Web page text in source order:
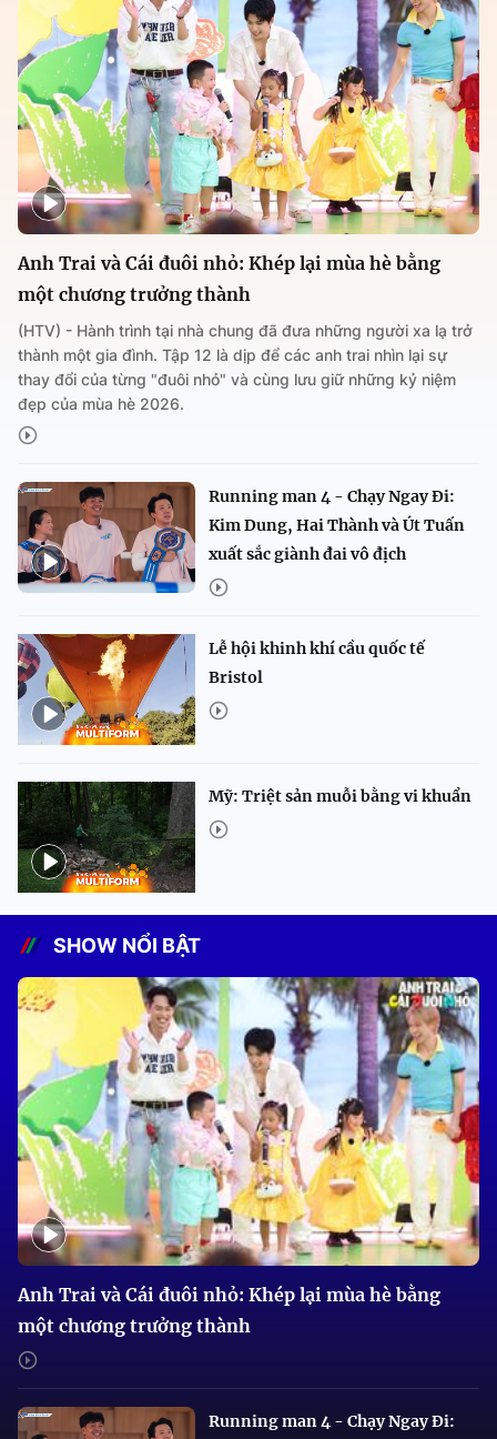
Anh Trai và Cái đuôi nhỏ: Khép lại mùa hè bằng
một chương trưởng thành
(HTV) - Hành trình tại nhà chung đã đưa những người xa lạ trở
thành một gia đình. Tập 12 là dịp để các anh trai nhìn lại sự
thay đổi của từng "đuôi nhỏ" và cùng lưu giữ những kỷ niệm
đẹp của mùa hè 2026.
Running man 4 - Chạy Ngay Đi:
Kim Dung, Hai Thành và Út Tuấn
xuất sắc giành đai vô địch
Lễ hội khinh khí cầu quốc tế
Bristol
Mỹ: Triệt sản muỗi bằng vi khuẩn
SHOW NỔI BẬT
Anh Trai và Cái đuôi nhỏ: Khép lại mùa hè bằng
một chương trưởng thành
Running man 4 - Chạy Ngay Đi: